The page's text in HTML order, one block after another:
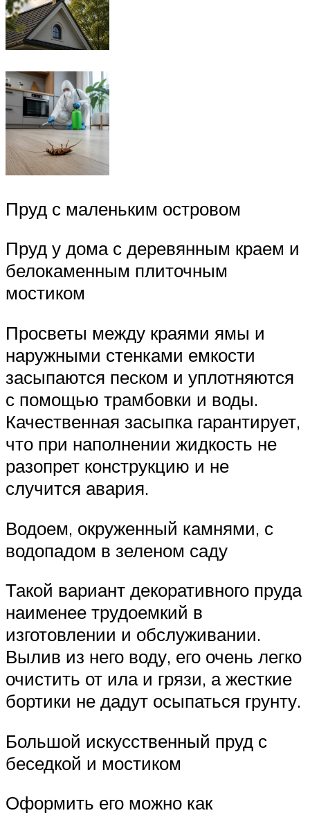
Пруд с маленьким островом
Пруд у дома с деревянным краем и
белокаменным плиточным
мостиком
Просветы между краями ямы и
наружными стенками емкости
засыпаются песком и уплотняются
с помощью трамбовки и воды.
Качественная засыпка гарантирует,
что при наполнении жидкость не
разопрет конструкцию и не
случится авария.
Водоем, окруженный камнями, с
водопадом в зеленом саду
Такой вариант декоративного пруда
наименее трудоемкий в
изготовлении и обслуживании.
Вылив из него воду, его очень легко
очистить от ила и грязи, а жесткие
бортики не дадут осыпаться грунту.
Большой искусственный пруд с
беседкой и мостиком
Оформить его можно как